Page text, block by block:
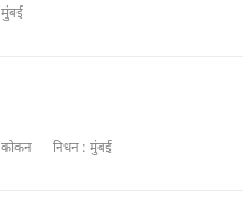
मुंबई
कोकन निधन : मुंबई